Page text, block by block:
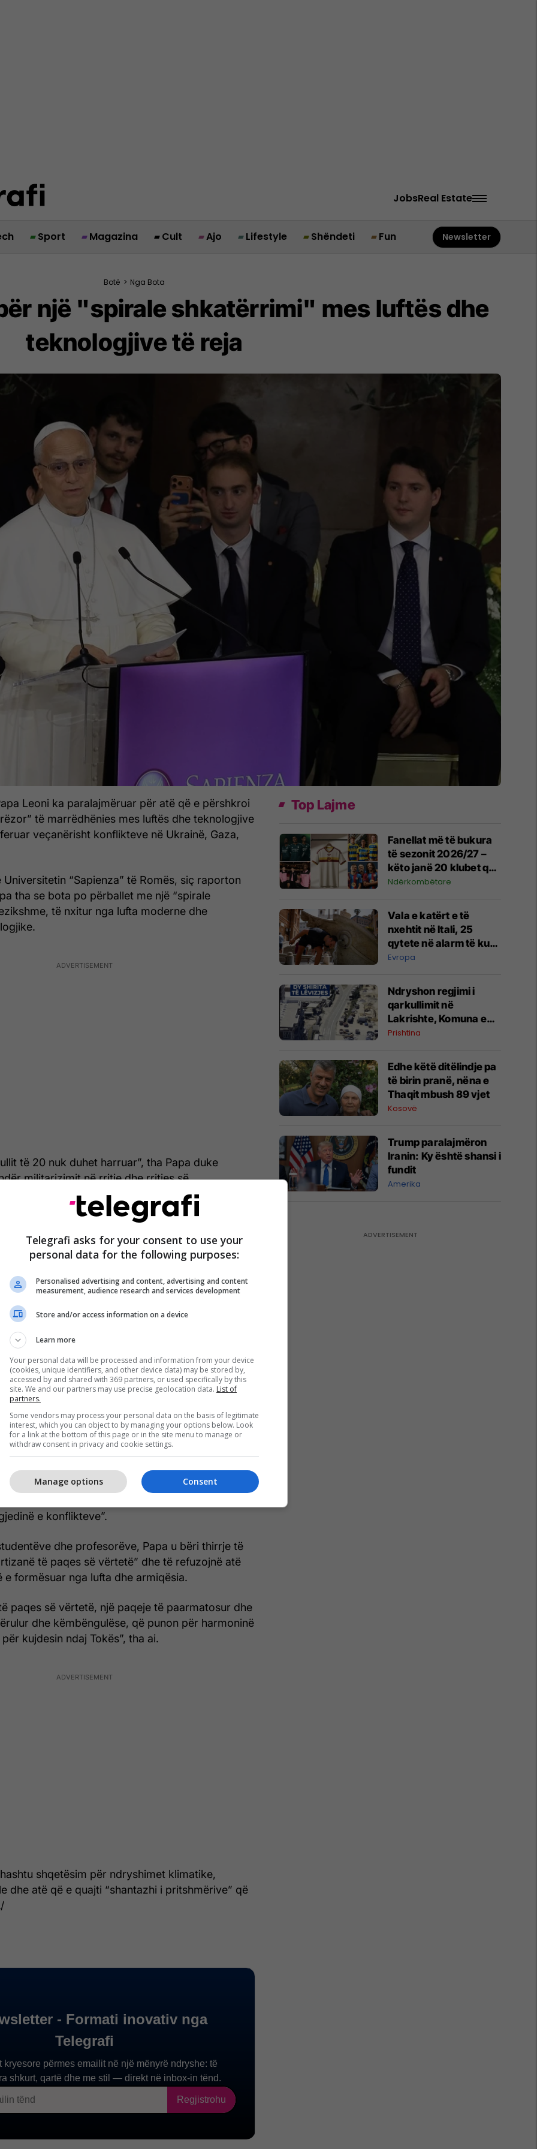
JobsReal Estate
Sport Magazina Cult Ajo Lifestyle Shëndeti Fun Newsletter
Botë > Nga Bota
një "spirale shkatërrimi" mes luftës dhe
teknologjive të reja
Leoni ka paralajmëruar për atë që e përshkroi
të marrëdhënies mes luftës dhe teknologjive
veçanërisht konflikteve në Ukrainë, Gaza,
Universitetin “Sapienza” të Romës, siç raporton
tha se bota po përballet me një “spirale
të nxitur nga lufta moderne dhe
të 20 nuk duhet harruar”, tha Papa duke
militarizimit në rritje dhe rritjes së
veçanërisht në Evropë. Ai përmendi
Gazën dhe territoret palestineze, si dhe
si shembuj të asaj që ai e quajti “evolucion
mes luftës dhe teknologjive të reja në një
globale ushtarake, duke theksuar se
të thellojë pasigurinë dhe të dobësojë
‘mbrojtje’ një riarmatim që rrit tensionet dhe
investimet në arsim dhe shëndetësi, mohon
dhe pasuron elitat që nuk kujdesen për të
tha ai.
për rreziqet që lidhen me zhvillimin dhe
artificiale në sektorët ushtarakë dhe civilë.
vigjilentë ndaj zhvillimit dhe përdorimit të
tha ai duke paralajmëruar se këto teknologji
përgjegjësinë vendimeve njerëzore dhe të
e konflikteve”.
dhe profesorëve, Papa u bëri thirrje të
të paqes së vërtetë” dhe të refuzojnë atë
e formësuar nga lufta dhe armiqësia.
paqes së vërtetë, një paqeje të paarmatosur dhe
dhe këmbëngulëse, që punon për harmoninë
kujdesin ndaj Tokës”, tha ai.
shqetësim për ndryshimet klimatike,
dhe atë që e quajti “shantazhi i pritshmërive” që
Top Lajme
Fanellat më të bukura
të sezonit 2026/27 –
këto janë 20 klubet që
spikatën me dizajnin e
Ndërkombëtare
Vala e katërt e të
nxehtit në Itali, 25
qytete në alarm të kuq
- probleme me
Evropa
Ndryshon regjimi i
qarkullimit në
Lakrishte, Komuna e
Prishtinës ofron
Prishtina
Edhe këtë ditëlindje pa
të birin pranë, nëna e
Thaqit mbush 89 vjet
Kosovë
Trump paralajmëron
Iranin: Ky është shansi i
fundit
Amerika
Telegrafi asks for your consent to use your
personal data for the following purposes:
Personalised advertising and content, advertising and content
measurement, audience research and services development
Store and/or access information on a device
Learn more
Your personal data will be processed and information from your device
(cookies, unique identifiers, and other device data) may be stored by,
accessed by and shared with 369 partners, or used specifically by this
site. We and our partners may use precise geolocation data. List of
partners.
Some vendors may process your personal data on the basis of legitimate
interest, which you can object to by managing your options below. Look
for a link at the bottom of this page or in the site menu to manage or
withdraw consent in privacy and cookie settings.
Consent
Manage options